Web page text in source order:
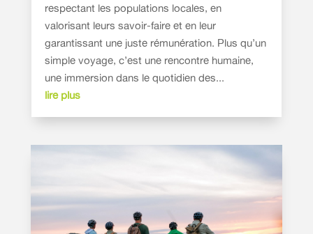
respectant les populations locales, en
valorisant leurs savoir-faire et en leur
garantissant une juste rémunération. Plus qu’un
simple voyage, c’est une rencontre humaine,
une immersion dans le quotidien des...
lire plus